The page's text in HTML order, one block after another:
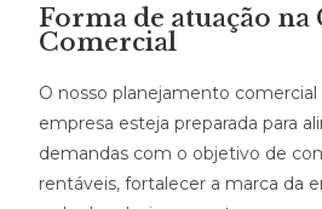
Forma de atuação
Comercial
O nosso planejamento
empresa esteja preparada para
demandas com o objetivo de
rentáveis, fortalecer a marca da